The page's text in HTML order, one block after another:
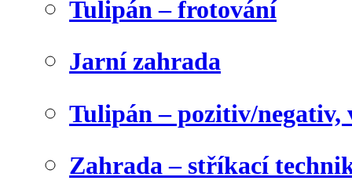
Tulipán – frotování
Jarní zahrada
Tulipán – pozitiv/negativ,
Zahrada – stříkací